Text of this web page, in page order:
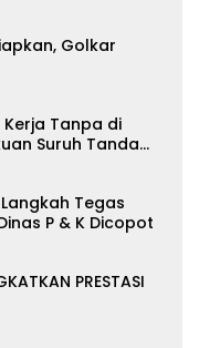
Golkar
Kerja Tanpa di
Suruh Tanda
Tegas
P & K Dicopot
PRESTASI